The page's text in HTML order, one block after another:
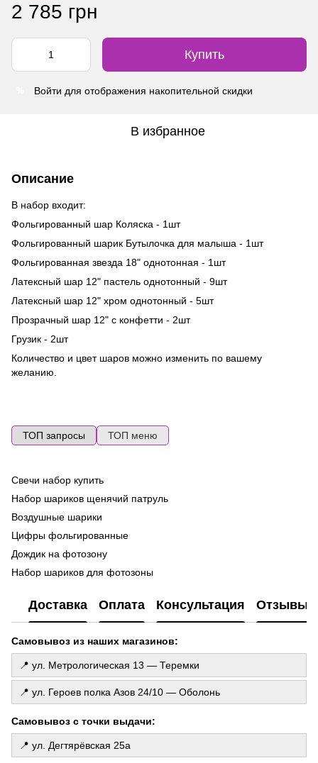
2 785 грн
Купить
Войти для отображения накопительной скидки
В избранное
Описание
В набор входит:
Фольгированный шар Коляска - 1шт
Фольгированный шарик Бутылочка для малыша - 1шт
Фольгированная звезда 18" однотонная - 1шт
Латексный шар 12" пастель однотонный - 9шт
Латексный шар 12" хром однотонный - 5шт
Прозрачный шар 12" с конфетти - 2шт
Грузик - 2шт
Количество и цвет шаров можно изменить по вашему
желанию.
ТОП запросы ТОП меню
Свечи набор купить
Набор шариков щенячий патруль
Воздушные шарики
Цифры фольгированные
Дождик на фотозону
Набор шариков для фотозоны
Свеча на торт
Коробка с шарами на день рождения
Гелиевые шарики оболонь
Фотозона шарики
Свечи
Цифры на торт
Всё для праздника интернет магазин
Шарики на выписку
Доставка Оплата Консультация Отзывы
Самовывоз из наших магазинов:
📍 ул. Метрологическая 13 — Теремки
📍 ул. Героев полка Азов 24/10 — Оболонь
Самовывоз с точки выдачи:
📍 ул. Дегтярёвская 25а